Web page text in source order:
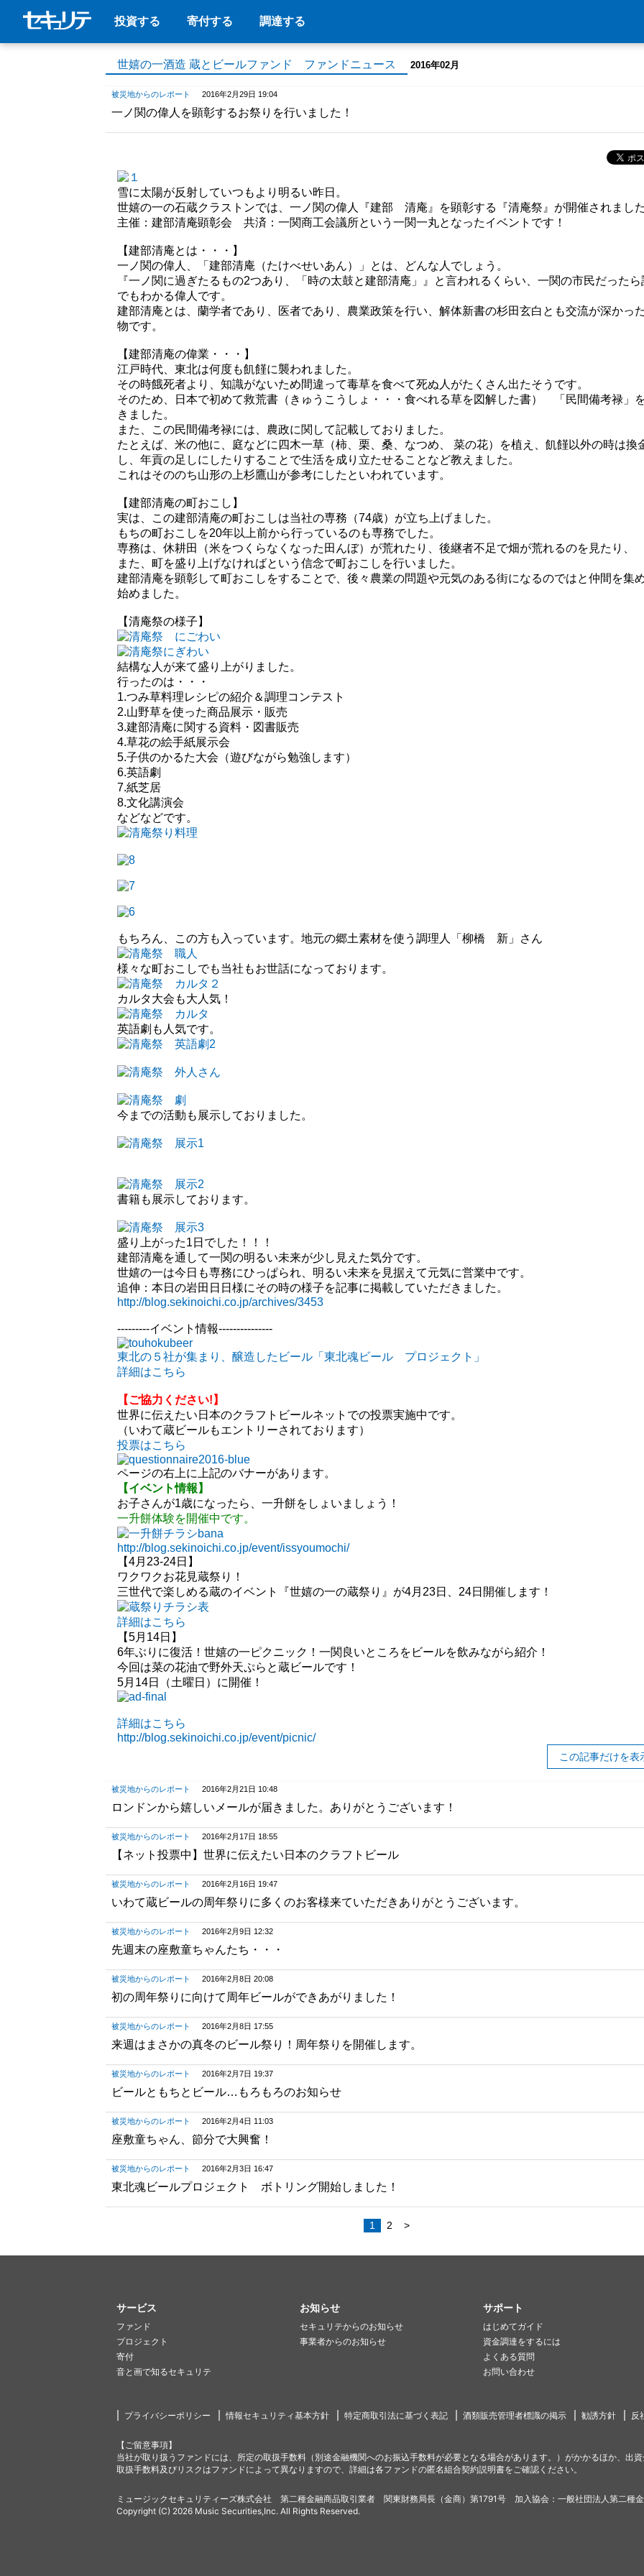
投資する 寄付する 調達する
世嬉の一酒造 蔵とビールファンド ファンドニュース 2016年02月
被災地からのレポート 2016年2月29日 19:04
一ノ関の偉人を顕彰するお祭りを行いました！
雪に太陽が反射していつもより明るい昨日。
世嬉の一の石蔵クラストンでは、一ノ関の偉人『建部 清庵』を顕彰する『清庵祭』が開催されまし
主催：建部清庵顕彰会 共済：一関商工会議所という一関一丸となったイベントです！
【建部清庵とは・・・】
一ノ関の偉人、「建部清庵（たけべせいあん）」とは、どんな人でしょう。
『一ノ関に過ぎたるもの2つあり、「時の太鼓と建部清庵」』と言われるくらい、一関の市民だったら
でもわかる偉人です。
建部清庵とは、蘭学者であり、医者であり、農業政策を行い、解体新書の杉田玄白とも交流が深かっ
物です。
【建部清庵の偉業・・・】
江戸時代、東北は何度も飢饉に襲われました。
その時餓死者より、知識がないため間違って毒草を食べて死ぬ人がたくさん出たそうです。
そのため、日本で初めて救荒書（きゅうこうしょ・・・食べれる草を図解した書） 「民間備考禄」
きました。
また、この民間備考禄には、農政に関して記載しておりました。
たとえば、米の他に、庭などに四木一草（柿、栗、桑、なつめ、 菜の花）を植え、飢饉以外の時は換
し、年貢の足しにしたりすることで生活を成り立たせることなど教えました。
これはそののち山形の上杉鷹山が参考にしたといわれています。
【建部清庵の町おこし】
実は、この建部清庵の町おこしは当社の専務（74歳）が立ち上げました。
もちの町おこしを20年以上前から行っているのも専務でした。
専務は、休耕田（米をつくらなくなった田んぼ）が荒れたり、後継者不足で畑が荒れるのを見たり、
また、町を盛り上げなければという信念で町おこしを行いました。
建部清庵を顕彰して町おこしをすることで、後々農業の問題や元気のある街になるのではと仲間を集
始めました。
【清庵祭の様子】
結構な人が来て盛り上がりました。
行ったのは・・・
1.つみ草料理レシピの紹介＆調理コンテスト
2.山野草を使った商品展示・販売
3.建部清庵に関する資料・図書販売
4.草花の絵手紙展示会
5.子供のかるた大会（遊びながら勉強します）
6.英語劇
7.紙芝居
8.文化講演会
などなどです。
もちろん、この方も入っています。地元の郷土素材を使う調理人「柳橋 新」さん
様々な町おこしでも当社もお世話になっております。
カルタ大会も大人気！
英語劇も人気です。
今までの活動も展示しておりました。
書籍も展示しております。
盛り上がった1日でした！！！
建部清庵を通して一関の明るい未来が少し見えた気分です。
世嬉の一は今日も専務にひっぱられ、明るい未来を見据えて元気に営業中です。
追伸：本日の岩田日日様にその時の様子を記事に掲載していただきました。
http://blog.sekinoichi.co.jp/archives/3453
---------イベント情報---------------
東北の５社が集まり、醸造したビール「東北魂ビール プロジェクト」
詳細はこちら
【ご協力ください!】
世界に伝えたい日本のクラフトビールネットでの投票実施中です。
（いわて蔵ビールもエントリーされております）
投票はこちら
ページの右上に上記のバナーがあります。
【イベント情報】
お子さんが1歳になったら、一升餅をしょいましょう！
一升餅体験を開催中です。
http://blog.sekinoichi.co.jp/event/issyoumochi/
【4月23-24日】
ワクワクお花見蔵祭り！
三世代で楽しめる蔵のイベント『世嬉の一の蔵祭り』が4月23日、24日開催します！
詳細はこちら
【5月14日】
6年ぶりに復活！世嬉の一ピクニック！一関良いところをビールを飲みながら紹介！
今回は菜の花油で野外天ぷらと蔵ビールです！
5月14日（土曜日）に開催！
詳細はこちら
http://blog.sekinoichi.co.jp/event/picnic/
この記事だけを表
被災地からのレポート 2016年2月21日 10:48
ロンドンから嬉しいメールが届きました。ありがとうございます！
被災地からのレポート 2016年2月17日 18:55
【ネット投票中】世界に伝えたい日本のクラフトビール
被災地からのレポート 2016年2月16日 19:47
いわて蔵ビールの周年祭りに多くのお客様来ていただきありがとうございます。
被災地からのレポート 2016年2月9日 12:32
先週末の座敷童ちゃんたち・・・
被災地からのレポート 2016年2月8日 20:08
初の周年祭りに向けて周年ビールができあがりました！
被災地からのレポート 2016年2月8日 17:55
来週はまさかの真冬のビール祭り！周年祭りを開催します。
被災地からのレポート 2016年2月7日 19:37
ビールともちとビール…もろもろのお知らせ
被災地からのレポート 2016年2月4日 11:03
座敷童ちゃん、節分で大興奮！
被災地からのレポート 2016年2月3日 16:47
東北魂ビールプロジェクト ボトリング開始しました！
1 2 >
サービス
ファンド
プロジェクト
寄付
音と画で知るセキュリテ
お知らせ
セキュリテからのお知らせ
事業者からのお知らせ
サポート
はじめてガイド
資金調達をするには
よくある質問
お問い合わせ
プライバシーポリシー 情報セキュリティ基本方針 特定商取引法に基づく表記 酒類販売管理者標識の掲示 勧誘方針 反
【ご留意事項】
当社が取り扱うファンドには、所定の取扱手数料（別途金融機関へのお振込手数料が必要となる場合があります。）がかかるほか、出
取扱手数料及びリスクはファンドによって異なりますので、詳細は各ファンドの匿名組合契約説明書をご確認ください。
ミュージックセキュリティーズ株式会社 第二種金融商品取引業者 関東財務局長（金商）第1791号 加入協会：一般社団法人第二種
Copyright (C) 2026 Music Securities,Inc. All Rights Reserved.